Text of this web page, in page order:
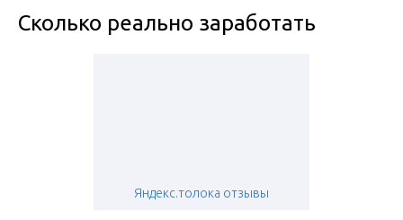
Сколько реально заработать
Яндекс.толока отзывы